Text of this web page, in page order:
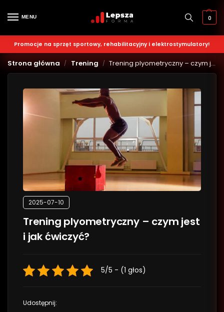
MENU 0
Promocje na sprzęt sportowy, rehabilitacyjny i elektrostymulatory!
Strona główna / Trening / Trening plyometryczny – czym jest i jak ćwiczyć?
2025-07-10
Trening plyometryczny – czym jest
i jak ćwiczyć?
5/5 - (1 głos)
Udostępnij: